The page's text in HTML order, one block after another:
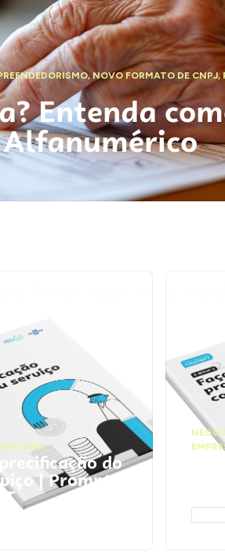
,NOVO FORMATO DE CNPJ,
Entenda
Alfanumérico
precificação do
| Prompts